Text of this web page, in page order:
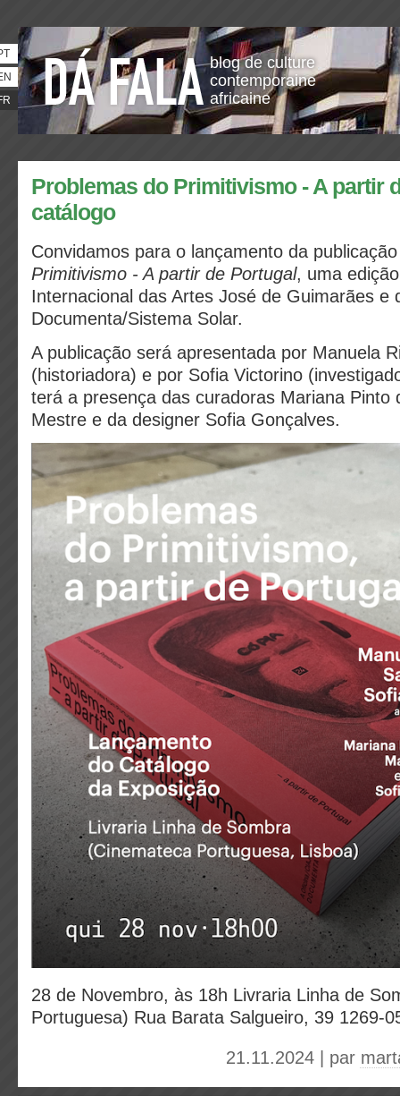
blog de culture
contemporaine
africaine
Problemas do Primitivismo - A partir
catálogo
Convidamos para o lançamento da
Primitivismo - A partir de Portugal, uma
Internacional das Artes José de Guimarães e
Documenta/Sistema Solar.
A publicação será apresentada por Manuela
(historiadora) e por Sofia Victorino
terá a presença das curadoras Mariana Pinto
Mestre e da designer Sofia Gonçalves.
28 de Novembro, às 18h Livraria Linha de
Portuguesa) Rua Barata Salgueiro, 39 1269-
21.11.2024 | par